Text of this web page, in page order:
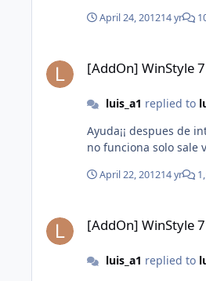
April 24, 201214 yr
[AddOn] WinStyle 7
luis_a1 replied to
Ayuda¡¡ despues de
no funciona solo sale
April 22, 201214 yr
[AddOn] WinStyle 7
luis_a1 replied to